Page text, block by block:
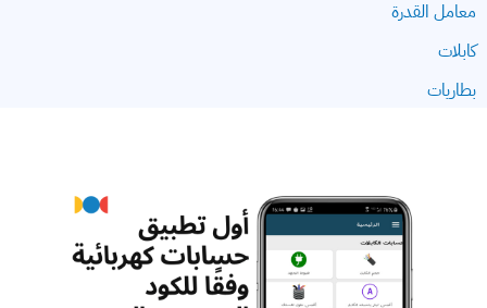
معامل القدرة
كابلات
بطاريات